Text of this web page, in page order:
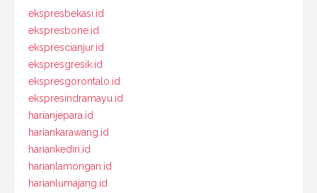
ekspresbekasi.id
ekspresbone.id
eksprescianjur.id
ekspresgresik.id
ekspresgorontalo.id
ekspresindramayu.id
harianjepara.id
hariankarawang.id
hariankediri.id
harianlamongan.id
harianlumajang.id